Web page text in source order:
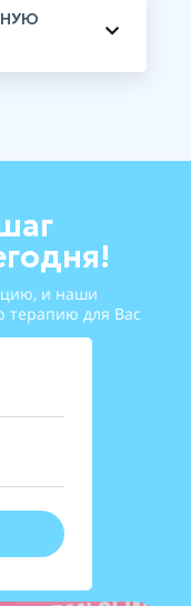
и наши
терапию для Вас